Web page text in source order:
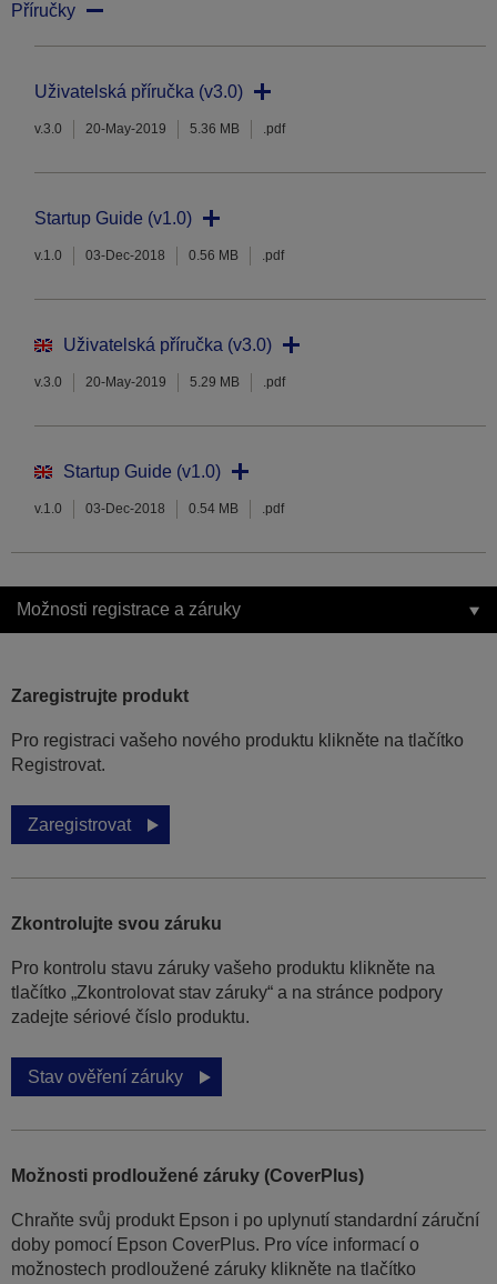
Příručky
Uživatelská příručka (v3.0)
v.3.0 20-May-2019 5.36 MB .pdf
Startup Guide (v1.0)
v.1.0 03-Dec-2018 0.56 MB .pdf
Uživatelská příručka (v3.0)
v.3.0 20-May-2019 5.29 MB .pdf
Startup Guide (v1.0)
v.1.0 03-Dec-2018 0.54 MB .pdf
Možnosti registrace a záruky
Zaregistrujte produkt
Pro registraci vašeho nového produktu klikněte na tlačítko
Registrovat.
Zaregistrovat
Zkontrolujte svou záruku
Pro kontrolu stavu záruky vašeho produktu klikněte na
tlačítko „Zkontrolovat stav záruky“ a na stránce podpory
zadejte sériové číslo produktu.
Stav ověření záruky
Možnosti prodloužené záruky (CoverPlus)
Chraňte svůj produkt Epson i po uplynutí standardní záruční
doby pomocí Epson CoverPlus. Pro více informací o
možnostech prodloužené záruky klikněte na tlačítko